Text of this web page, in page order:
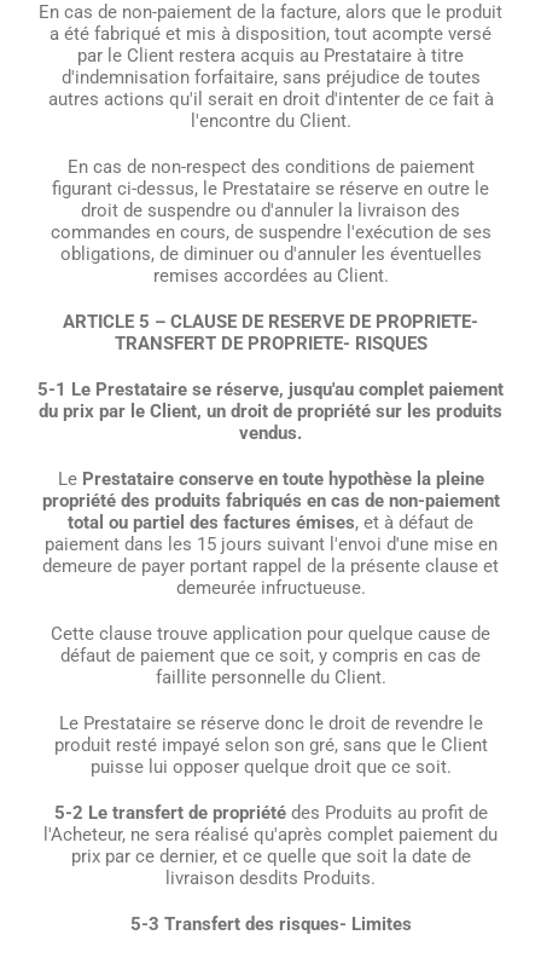
En cas de non-paiement de la facture, alors que le produit
a été fabriqué et mis à disposition, tout acompte versé
par le Client restera acquis au Prestataire à titre
d'indemnisation forfaitaire, sans préjudice de toutes
autres actions qu'il serait en droit d'intenter de ce fait à
l'encontre du Client.
En cas de non-respect des conditions de paiement
figurant ci-dessus, le Prestataire se réserve en outre le
droit de suspendre ou d'annuler la livraison des
commandes en cours, de suspendre l'exécution de ses
obligations, de diminuer ou d'annuler les éventuelles
remises accordées au Client.
ARTICLE 5 – CLAUSE DE RESERVE DE PROPRIETE-
TRANSFERT DE PROPRIETE- RISQUES
5-1 Le Prestataire se réserve, jusqu'au complet paiement
du prix par le Client, un droit de propriété sur les produits
vendus.
Le Prestataire conserve en toute hypothèse la pleine
propriété des produits fabriqués en cas de non-paiement
total ou partiel des factures émises, et à défaut de
paiement dans les 15 jours suivant l'envoi d'une mise en
demeure de payer portant rappel de la présente clause et
demeurée infructueuse.
Cette clause trouve application pour quelque cause de
défaut de paiement que ce soit, y compris en cas de
faillite personnelle du Client.
Le Prestataire se réserve donc le droit de revendre le
produit resté impayé selon son gré, sans que le Client
puisse lui opposer quelque droit que ce soit.
5-2 Le transfert de propriété des Produits au profit de
l'Acheteur, ne sera réalisé qu'après complet paiement du
prix par ce dernier, et ce quelle que soit la date de
livraison desdits Produits.
5-3 Transfert des risques- Limites